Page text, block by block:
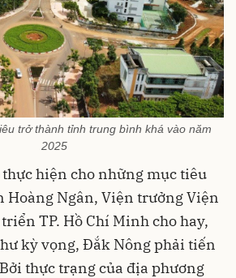
trở thành tỉnh trung bình khá vào năm
2025
hiện cho những mục tiêu
Hoàng Ngân, Viện trưởng Viện
TP. Hồ Chí Minh cho hay,
kỳ vọng, Đắk Nông phải tiến
thực trạng của địa phương